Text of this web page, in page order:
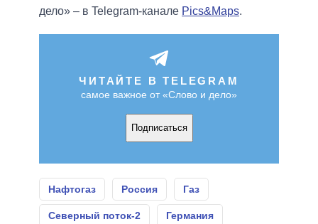
дело» – в Telegram-канале Pics&Maps.
ЧИТАЙТЕ В TELEGRAM
самое важное от «Слово и дело»
Подписаться
Нафтогаз Россия Газ
Северный поток-2 Германия